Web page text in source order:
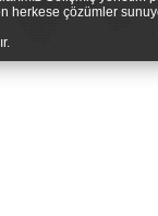
herkese çözümler